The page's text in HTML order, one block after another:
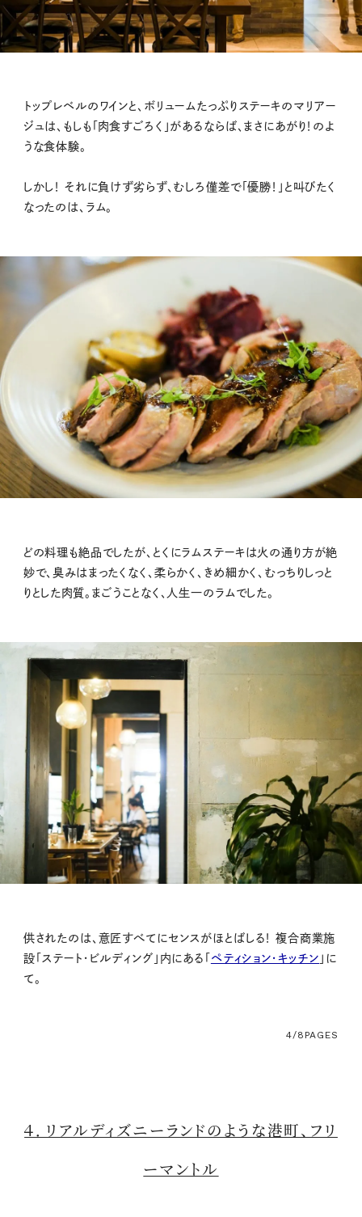
トップレベルのワインと、ボリュームたっぷりステーキのマリアー
ジュは、もしも「肉食すごろく」があるならば、まさにあがり！のよ
うな食体験。
しかし！ それに負けず劣らず、むしろ僅差で「優勝！」と叫びたく
なったのは、ラム。
どの料理も絶品でしたが、とくにラムステーキは火の通り方が絶
妙で、臭みはまったくなく、柔らかく、きめ細かく、むっちりしっと
りとした肉質。まごうことなく、人生一のラムでした。
供されたのは、意匠すべてにセンスがほとばしる！ 複合商業施
設「ステート・ビルディング」内にある「 ペティション・キッチン 」に
て。
4/8 PAGES
４．リアルディズニーランドのような港町、フリ
ーマントル